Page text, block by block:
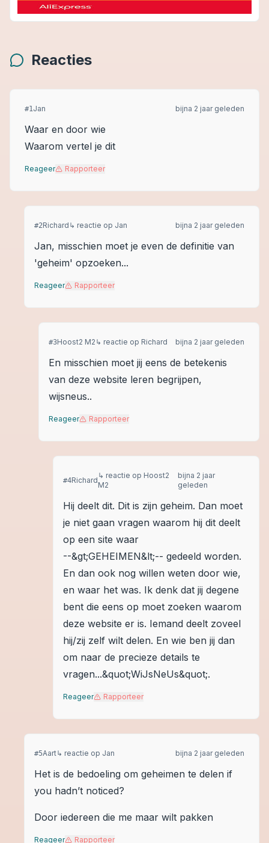
Reacties
#1Jan bijna 2 jaar geleden
Waar en door wie
Waarom vertel je dit
Reageer Rapporteer
#2Richard ↳ reactie op Jan bijna 2 jaar geleden
Jan, misschien moet je even de definitie van
'geheim' opzoeken...
Reageer Rapporteer
#3Hoost2 M2 ↳ reactie op Richard bijna 2 jaar geleden
En misschien moet jij eens de betekenis
van deze website leren begrijpen,
wijsneus..
Reageer Rapporteer
#4Richard
↳ reactie op Hoost2
M2
bijna 2 jaar
geleden
Hij deelt dit. Dit is zijn geheim. Dan moet
je niet gaan vragen waarom hij dit deelt
op een site waar
--&gt;GEHEIMEN&lt;-- gedeeld worden.
En dan ook nog willen weten door wie,
en waar het was. Ik denk dat jij degene
bent die eens op moet zoeken waarom
deze website er is. Iemand deelt zoveel
hij/zij zelf wilt delen. En wie ben jij dan
om naar de precieze details te
vragen...&quot;WiJsNeUs&quot;.
Reageer Rapporteer
#5Aart↳ reactie op Jan bijna 2 jaar geleden
Het is de bedoeling om geheimen te delen if
you hadn’t noticed?
Door iedereen die me maar wilt pakken
Reageer Rapporteer